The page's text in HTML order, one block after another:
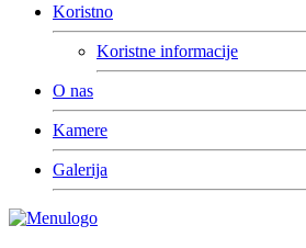
Koristno
Koristne informacije
O nas
Kamere
Galerija